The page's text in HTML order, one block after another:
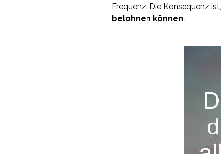
Frequenz. Die Konsequenz
belohnen können.